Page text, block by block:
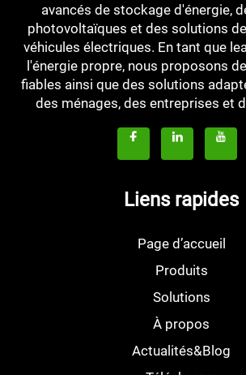
avancés de stockage d'énergie,
photovoltaïques et des solutions
véhicules électriques. En tant que
l'énergie propre, nous proposons
fiables ainsi que des solutions
des ménages, des entreprises et
Liens rapides
Page d’accueil
Produits
Solutions
À propos
Actualités&Blog